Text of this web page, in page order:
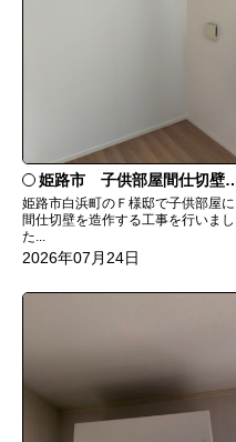
姫路市 子供部屋間仕切壁造作
姫路市白浜町のＦ様邸で子供部屋に
間仕切壁を造作する工事を行いまし
た...
2026年07月24日